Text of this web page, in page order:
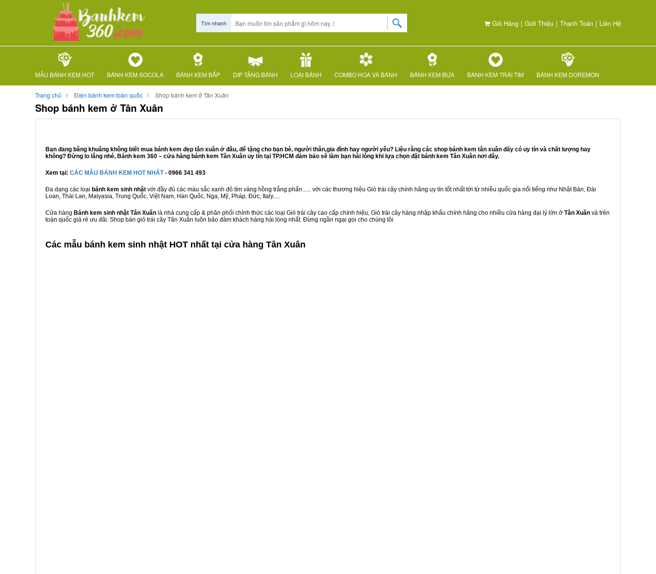
Giỏ Hàng | Giới Thiệu | Thanh Toán | Liên Hệ
Tìm nhanh
MẪU BÁNH KEM HOT BÁNH KEM SOCOLA BÁNH KEM BẮP DIP TẶNG BÁNH LOẠI BÁNH COMBO HOA VÀ BÁNH BÁNH KEM BỰA BÁNH KEM TRÁI TIM BÁNH KEM DOREMON
Trang chủ Điện bánh kem toàn quốc Shop bánh kem ở Tân Xuân
Shop bánh kem ở Tân Xuân
Bạn đang bâng khuâng không biết mua bánh kem đẹp tân xuân ở đâu, để tặng cho bạn bè, người thân,gia đình hay người yêu? Liệu rằng các shop bánh kem tân xuân đấy có uy tín và chất lượng hay
không? Đừng lo lắng nhé, Bánh kem 360 – cửa hàng bánh kem Tân Xuân uy tín tại TP.HCM đảm bảo sẽ làm bạn hài lòng khi lựa chọn đặt bánh kem Tân Xuân nơi đây.
Xem tại: CÁC MẪU BÁNH KEM HOT NHẤT- 0966 341 493
Đa dạng các loại bánh kem sinh nhật với đầy đủ các màu sắc xanh đỏ tím vàng hồng trắng phấn...... với các thương hiệu Giỏ trái cây chính hãng uy tín tốt nhất tới từ nhiều quốc gia nổi tiếng như Nhật Bản, Đài
Loan, Thái Lan, Malyasia, Trung Quốc, Việt Nam, Hàn Quốc, Nga, Mỹ, Pháp, Đức, Italy.....
Cửa hàng Bánh kem sinh nhật Tân Xuân là nhà cung cấp & phân phối chính thức các loại Giỏ trái cây cao cấp chính hiệu, Giỏ trái cây hàng nhập khẩu chính hãng cho nhiều cửa hàng đại lý lớn ở Tân Xuân và trên
toàn quốc giá rẻ ưu đãi. Shop bán giỏ trái cây Tân Xuân luôn bảo đảm khách hàng hài lòng nhất. Đừng ngần ngại gọi cho chúng tôi
Các mẫu bánh kem sinh nhật HOT nhất tại cửa hàng Tân Xuân